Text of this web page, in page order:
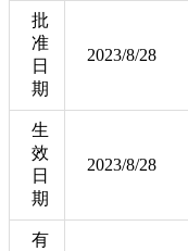
批
准
日
期
2023/8/28
生
效
日
期
2023/8/28
有